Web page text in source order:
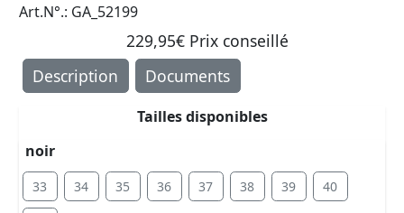
Art.N°.: GA_52199
229,95€ Prix ​​conseillé
Description
Documents
Tailles disponibles
noir
33 34 35 36 37 38 39 40